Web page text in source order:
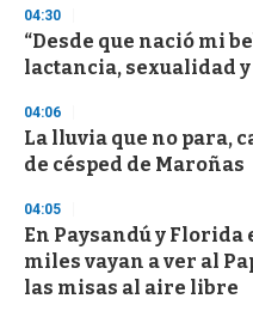
d
s
o
f
3
s
e
c
n
d
04:30
“Desde que nació mi
lactancia, sexualidad
04:06
La lluvia que no para,
de césped de Maroñas
04:05
En Paysandú y Florida
miles vayan a ver al
las misas al aire libre